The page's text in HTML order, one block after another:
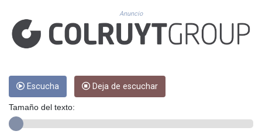
FJD 2.553384
FKP 0.8566
GGP 0.8566
GHS 13.526832
GMD 84.980421
Anuncio
Escucha Deja de escuchar
Tamaño del texto: